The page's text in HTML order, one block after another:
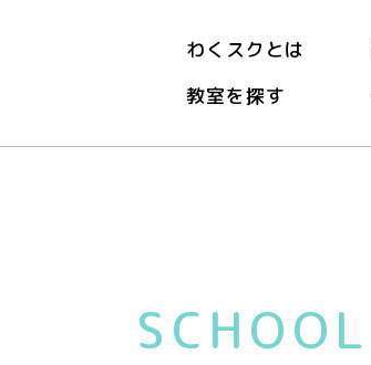
わくスクとは
教室を探す
SCHOOL